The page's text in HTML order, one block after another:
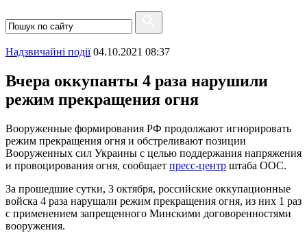
Надзвичайні події 04.10.2021 08:37
Вчера оккупанты 4 раза нарушили
режим прекращения огня
Вооруженные формирования РФ продолжают игнорировать
режим прекращения огня и обстреливают позиции
Вооруженных сил Украины с целью поддержания напряжения
и провоцирования огня, сообщает пресс-центр штаба ООС.
За прошедшие сутки, 3 октября, российские оккупационные
войска 4 раза нарушали режим прекращения огня, из них 1 раз
с применением запрещенного Минскими договоренностями
вооружения.